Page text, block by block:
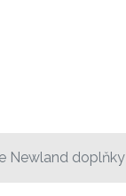
Newland doplňky